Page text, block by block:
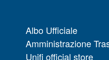
Albo Ufficiale
Amministrazione
Unifi official store